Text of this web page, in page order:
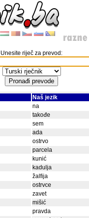
Unesite riječ za prevod:
Naš jezik
na
takođe
sem
ada
ostrvo
parcela
kunić
kadulja
žalfija
ostrvce
zavet
mišić
pravda